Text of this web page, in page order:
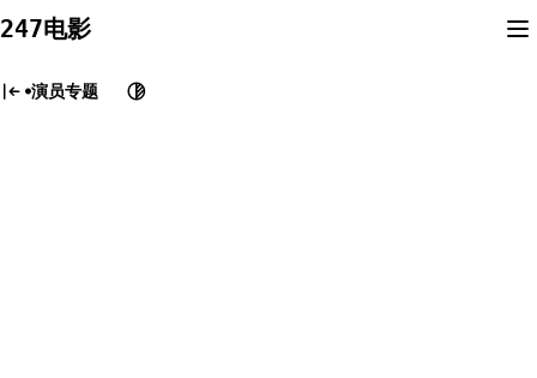
to
247电影
演员专题